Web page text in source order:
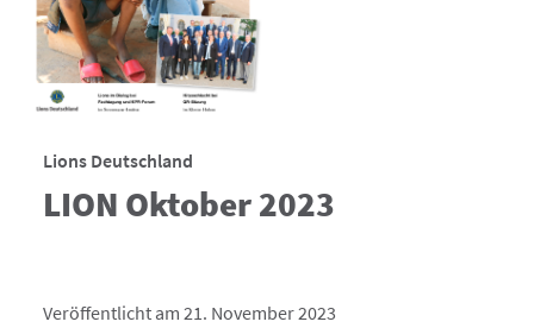
Lions Deutschland
LION Oktober 2023
Veröffentlicht am 21. November 2023